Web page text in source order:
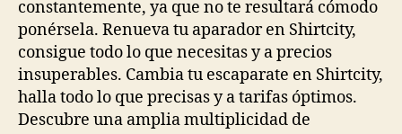
constantemente, ya que no te resultará cómodo
ponérsela. Renueva tu aparador en Shirtcity,
consigue todo lo que necesitas y a precios
insuperables. Cambia tu escaparate en Shirtcity,
halla todo lo que precisas y a tarifas óptimos.
Descubre una amplia multiplicidad de